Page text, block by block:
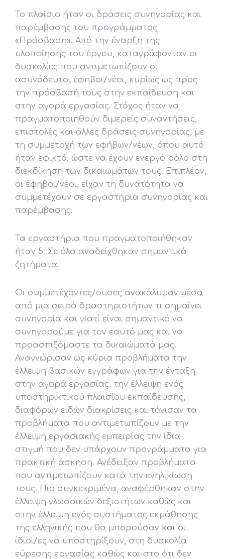
Το πλαίσιο ήταν οι δράσεις συνηγορίας και
παρέμβασης του προγράμματος
«Πρόσβαση». Από την έναρξη της
υλοποίησης του έργου, καταγράφονταν οι
δυσκολίες που αντιμετωπίζουν οι
ασυνόδευτοι έφηβοι/νέοι, κυρίως ως προς
την πρόσβασή τους στην εκπαίδευση και
στην αγορά εργασίας. Στόχος ήταν να
πραγματοποιηθούν διμερείς συναντήσεις,
επιστολές και άλλες δράσεις συνηγορίας, με
τη συμμετοχή των εφήβων/νέων, όπου αυτό
ήταν εφικτό, ώστε να έχουν ενεργό ρόλο στη
διεκδίκηση των δικαιωμάτων τους. Επιπλέον,
οι έφηβοι/νέοι, είχαν τη δυνατότητα να
συμμετέχουν σε εργαστήρια συνηγορίας και
παρέμβασης.
Τα εργαστήρια που πραγματοποιήθηκαν
ήταν 5. Σε όλα αναδείχθηκαν σημαντικά
ζητήματα.
Οι συμμετέχοντες/ουσες ανακάλυψαν μέσα
από μια σειρά δραστηριοτήτων τι σημαίνει
συνηγορία και γιατί είναι σημαντικό να
συνηγορούμε για τον εαυτό μας και να
προασπιζόμαστε τα δικαιώματά μας.
Αναγνώρισαν ως κύρια προβλήματα την
έλλειψη βασικών εγγράφων για την ένταξη
στην αγορά εργασίας, την έλλειψη ενός
υποστηρικτικού πλαισίου εκπαίδευσης,
διαφόρων ειδών διακρίσεις και τόνισαν τα
προβλήματα που αντιμετωπίζουν με την
έλλειψη εργασιακής εμπειρίας την ίδια
στιγμή που δεν υπάρχουν προγράμματα για
πρακτική άσκηση. Ανέδειξαν προβλήματα
που αντιμετωπίζουν κατά την ενηλικίωση
τους. Πιο συγκεκριμένα, αναφέρθηκαν στην
έλλειψη γλωσσικών δεξιοτήτων καθώς και
στην έλλειψη ενός συστήματος εκμάθησης
της ελληνικής που θα μπορούσαν και οι
ίδιοι/ες να υποστηρίξουν, στη δυσκολία
εύρεσης εργασίας καθώς και στο ότι δεν